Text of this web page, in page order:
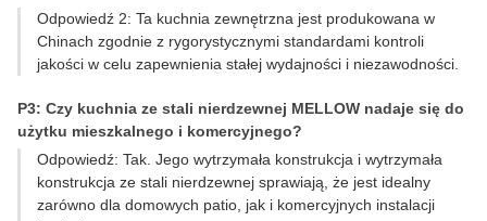
Odpowiedź 2: Ta kuchnia zewnętrzna jest produkowana w
Chinach zgodnie z rygorystycznymi standardami kontroli
jakości w celu zapewnienia stałej wydajności i niezawodności.
P3: Czy kuchnia ze stali nierdzewnej MELLOW nadaje się do
użytku mieszkalnego i komercyjnego?
Odpowiedź: Tak. Jego wytrzymała konstrukcja i wytrzymała
konstrukcja ze stali nierdzewnej sprawiają, że jest idealny
zarówno dla domowych patio, jak i komercyjnych instalacji